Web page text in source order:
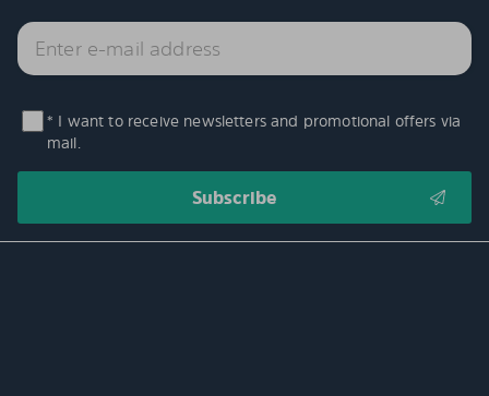
* I want to receive newsletters and promotional offers via
mail.